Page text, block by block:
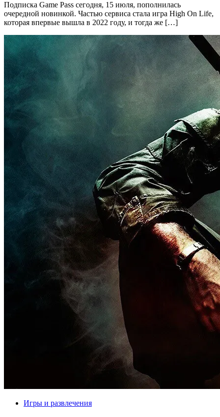
Подписка Game Pass сегодня, 15 июля, пополнилась
очередной новинкой. Частью сервиса стала игра High On Life,
которая впервые вышла в 2022 году, и тогда же […]
Игры и развлечения